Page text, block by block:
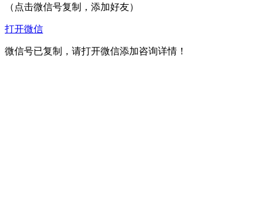
（点击微信号复制，添加好友）
打开微信
微信号已复制，请打开微信添加咨询详情！